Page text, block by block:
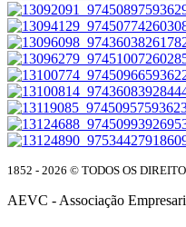
1852 - 2026 © TODOS OS
AEVC - Associação